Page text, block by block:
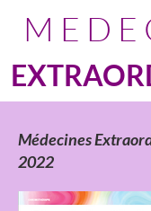
M E D E
Médecines
2022